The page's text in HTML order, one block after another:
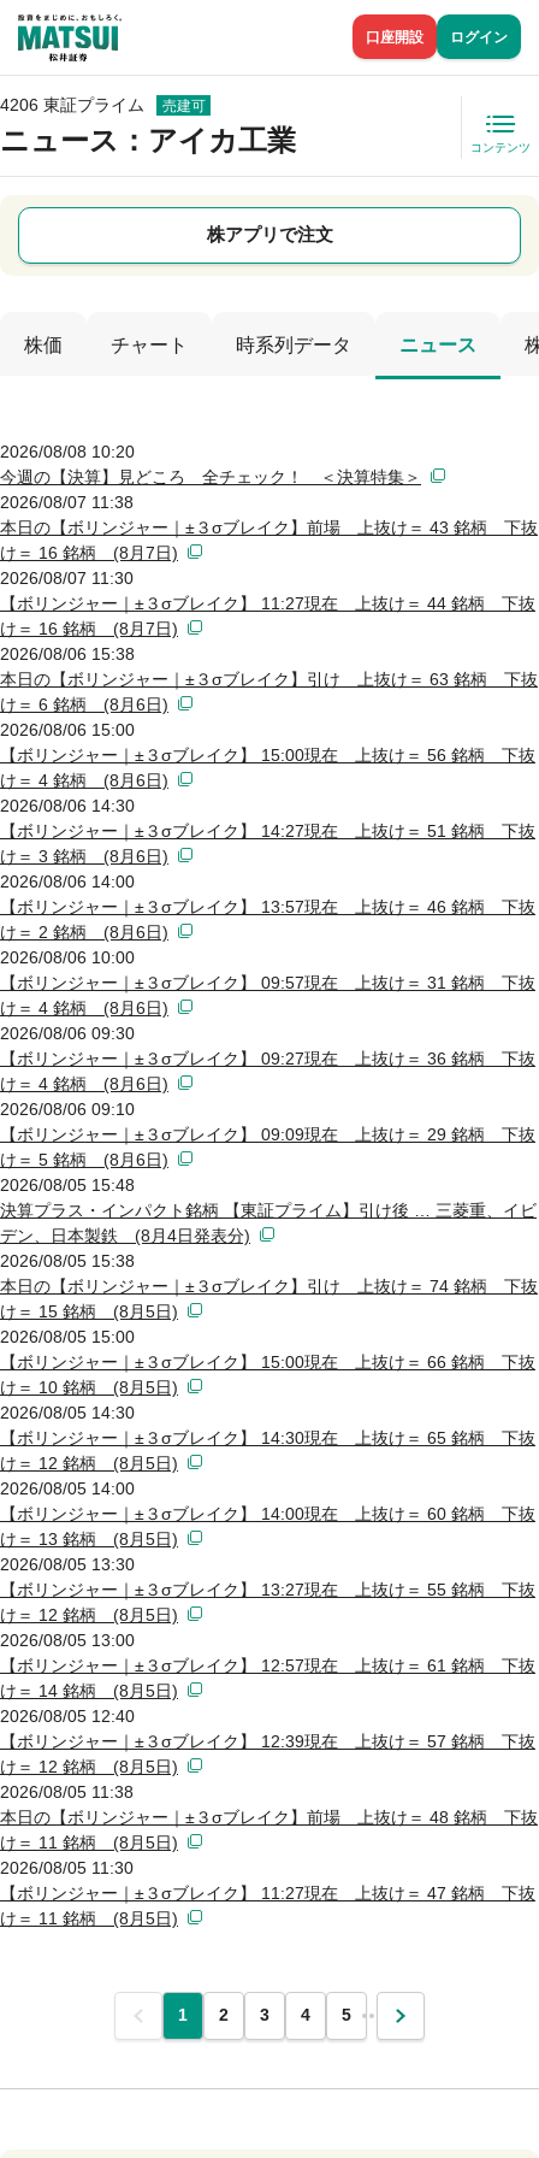
口座開設 ログイン
4206 東証プライム 売建可
ニュース ：アイカ工業 コンテンツ
株アプリで注文
株価 チャート 時系列データ ニュース
2026/08/08 10:20
今週の【決算】見どころ 全チェック！ ＜決算特集＞
2026/08/07 11:38
本日の【ボリンジャー｜±３σブレイク】前場 上抜け＝ 43 銘柄 下抜
け＝ 16 銘柄 (8月7日)
2026/08/07 11:30
【ボリンジャー｜±３σブレイク】 11:27現在 上抜け＝ 44 銘柄 下抜
け＝ 16 銘柄 (8月7日)
2026/08/06 15:38
本日の【ボリンジャー｜±３σブレイク】引け 上抜け＝ 63 銘柄 下抜
け＝ 6 銘柄 (8月6日)
2026/08/06 15:00
【ボリンジャー｜±３σブレイク】 15:00現在 上抜け＝ 56 銘柄 下抜
け＝ 4 銘柄 (8月6日)
2026/08/06 14:30
【ボリンジャー｜±３σブレイク】 14:27現在 上抜け＝ 51 銘柄 下抜
け＝ 3 銘柄 (8月6日)
2026/08/06 14:00
【ボリンジャー｜±３σブレイク】 13:57現在 上抜け＝ 46 銘柄 下抜
け＝ 2 銘柄 (8月6日)
2026/08/06 10:00
【ボリンジャー｜±３σブレイク】 09:57現在 上抜け＝ 31 銘柄 下抜
け＝ 4 銘柄 (8月6日)
2026/08/06 09:30
【ボリンジャー｜±３σブレイク】 09:27現在 上抜け＝ 36 銘柄 下抜
け＝ 4 銘柄 (8月6日)
2026/08/06 09:10
【ボリンジャー｜±３σブレイク】 09:09現在 上抜け＝ 29 銘柄 下抜
け＝ 5 銘柄 (8月6日)
2026/08/05 15:48
決算プラス・インパクト銘柄 【東証プライム】引け後 … 三菱重、イビ
デン、日本製鉄 (8月4日発表分)
2026/08/05 15:38
本日の【ボリンジャー｜±３σブレイク】引け 上抜け＝ 74 銘柄 下抜
け＝ 15 銘柄 (8月5日)
2026/08/05 15:00
【ボリンジャー｜±３σブレイク】 15:00現在 上抜け＝ 66 銘柄 下抜
け＝ 10 銘柄 (8月5日)
2026/08/05 14:30
【ボリンジャー｜±３σブレイク】 14:30現在 上抜け＝ 65 銘柄 下抜
け＝ 12 銘柄 (8月5日)
2026/08/05 14:00
【ボリンジャー｜±３σブレイク】 14:00現在 上抜け＝ 60 銘柄 下抜
け＝ 13 銘柄 (8月5日)
2026/08/05 13:30
【ボリンジャー｜±３σブレイク】 13:27現在 上抜け＝ 55 銘柄 下抜
け＝ 12 銘柄 (8月5日)
2026/08/05 13:00
【ボリンジャー｜±３σブレイク】 12:57現在 上抜け＝ 61 銘柄 下抜
け＝ 14 銘柄 (8月5日)
2026/08/05 12:40
【ボリンジャー｜±３σブレイク】 12:39現在 上抜け＝ 57 銘柄 下抜
け＝ 12 銘柄 (8月5日)
2026/08/05 11:38
本日の【ボリンジャー｜±３σブレイク】前場 上抜け＝ 48 銘柄 下抜
け＝ 11 銘柄 (8月5日)
2026/08/05 11:30
【ボリンジャー｜±３σブレイク】 11:27現在 上抜け＝ 47 銘柄 下抜
け＝ 11 銘柄 (8月5日)
前 1 2 3 4 5 … 次